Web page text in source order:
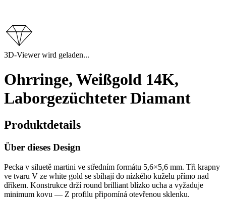
3D-Viewer wird geladen...
Ohrringe, Weißgold 14K,
Laborgezüchteter Diamant
Produktdetails
Über dieses Design
Pecka v siluetě martini ve středním formátu 5,6×5,6 mm. Tři krapny
ve tvaru V ze white gold se sbíhají do nízkého kuželu přímo nad
dříkem. Konstrukce drží round brilliant blízko ucha a vyžaduje
minimum kovu — Z profilu připomíná otevřenou sklenku.